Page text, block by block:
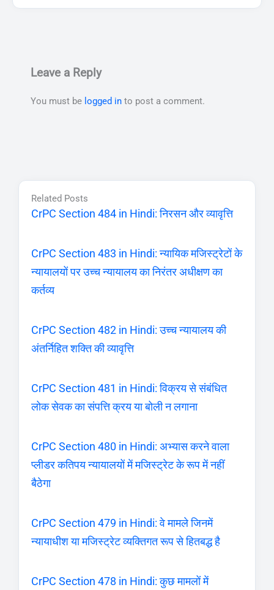
Leave a Reply
You must be logged in to post a comment.
Related Posts
CrPC Section 484 in Hindi: निरसन और व्यावृत्ति
CrPC Section 483 in Hindi: न्यायिक मजिस्ट्रेटों के
न्यायालयों पर उच्च न्यायालय का निरंतर अधीक्षण का
कर्तव्य
CrPC Section 482 in Hindi: उच्च न्यायालय की
अंतर्निहित शक्ति की व्यावृत्ति
CrPC Section 481 in Hindi: विक्रय से संबंधित
लोक सेवक का संपत्ति क्रय या बोली न लगाना
CrPC Section 480 in Hindi: अभ्यास करने वाला
प्लीडर कतिपय न्यायालयों में मजिस्ट्रेट के रूप में नहीं
बैठेगा
CrPC Section 479 in Hindi: वे मामले जिनमें
न्यायाधीश या मजिस्ट्रेट व्यक्तिगत रूप से हितबद्ध है
CrPC Section 478 in Hindi: कुछ मामलों में